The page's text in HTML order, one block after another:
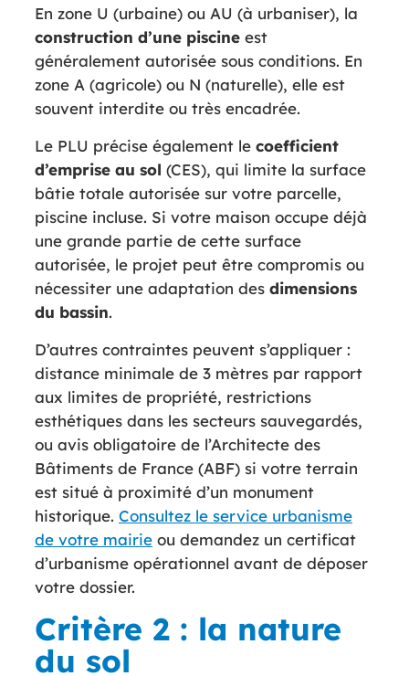
En zone U (urbaine) ou AU (à urbaniser), la
construction d’une piscineest
généralement autorisée sous conditions. En
zone A (agricole) ou N (naturelle), elle est
souvent interdite ou très encadrée.
Le PLU précise également le coefficient
d’emprise au sol (CES), qui limite la surface
bâtie totale autorisée sur votre parcelle,
piscine incluse. Si votre maison occupe déjà
une grande partie de cette surface
autorisée, le projet peut être compromis ou
nécessiter une adaptation des dimensions
du bassin.
D’autres contraintes peuvent s’appliquer :
distance minimale de 3 mètres par rapport
aux limites de propriété, restrictions
esthétiques dans les secteurs sauvegardés,
ou avis obligatoire de l’Architecte des
Bâtiments de France (ABF) si votre terrain
est situé à proximité d’un monument
historique. Consultez le service urbanisme
de votre mairieou demandez un certificat
d’urbanisme opérationnel avant de déposer
votre dossier.
Critère 2 : la nature
du sol